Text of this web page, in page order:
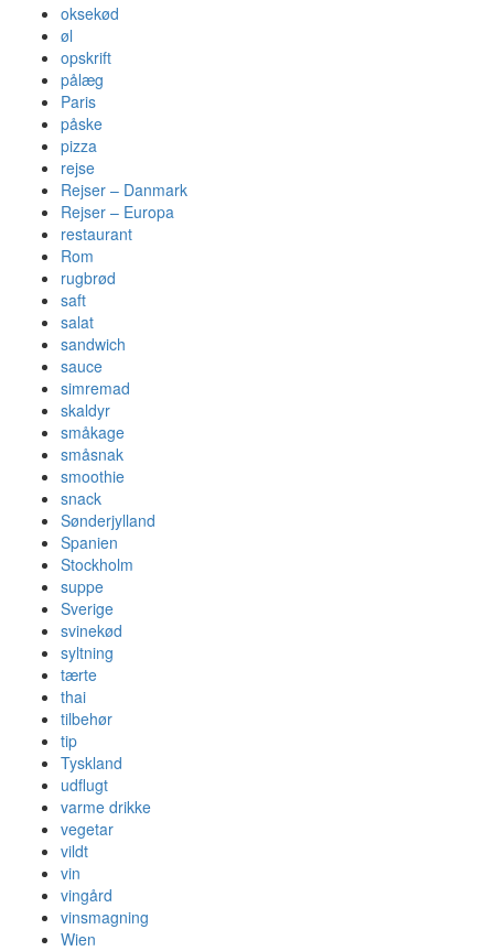
oksekød
øl
opskrift
pålæg
Paris
påske
pizza
rejse
Rejser – Danmark
Rejser – Europa
restaurant
Rom
rugbrød
saft
salat
sandwich
sauce
simremad
skaldyr
småkage
småsnak
smoothie
snack
Sønderjylland
Spanien
Stockholm
suppe
Sverige
svinekød
syltning
tærte
thai
tilbehør
tip
Tyskland
udflugt
varme drikke
vegetar
vildt
vin
vingård
vinsmagning
Wien